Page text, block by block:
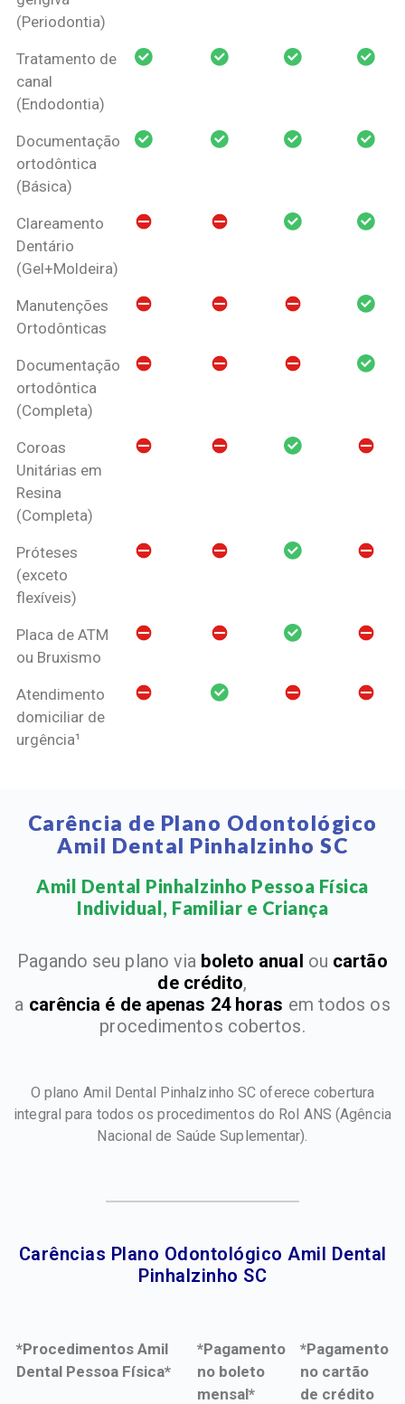
(Periodontia)
Tratamento de
canal
(Endodontia)
Documentação
ortodôntica
(Básica)
Clareamento
Dentário
(Gel+Moldeira)
Manutenções
Ortodônticas
Documentação
ortodôntica
(Completa)
Coroas
Unitárias em
Resina
(Completa)
Próteses
(exceto
flexíveis)
Placa de ATM
ou Bruxismo
Atendimento
domiciliar de
urgência¹
Carência de Plano Odontológico
Amil Dental Pinhalzinho SC
Amil Dental Pinhalzinho Pessoa Física
Individual, Familiar e Criança​
Pagando seu plano via boleto anual ou cartão
de crédito,
a carência é de apenas 24 horas em todos os
procedimentos cobertos.
O plano Amil Dental Pinhalzinho SC oferece cobertura
integral para todos os procedimentos do Rol ANS (Agência
Nacional de Saúde Suplementar).
Carências Plano Odontológico Amil Dental
Pinhalzinho SC​
*Procedimentos Amil
Dental Pessoa Física*
*Pagamento
no boleto
mensal*
*Pagamento
no cartão
de crédito